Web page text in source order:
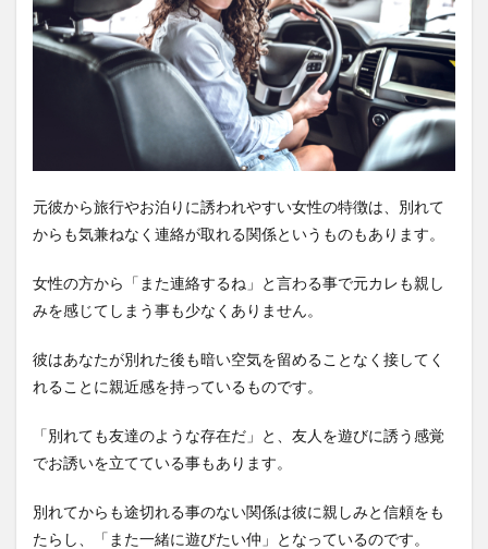
元彼から旅行やお泊りに誘われやすい女性の特徴は、別れて
からも気兼ねなく連絡が取れる関係というものもあります。
女性の方から「また連絡するね」と言わる事で元カレも親し
みを感じてしまう事も少なくありません。
彼はあなたが別れた後も暗い空気を留めることなく接してく
れることに親近感を持っているものです。
「別れても友達のような存在だ」と、友人を遊びに誘う感覚
でお誘いを立てている事もあります。
別れてからも途切れる事のない関係は彼に親しみと信頼をも
たらし、「また一緒に遊びたい仲」となっているのです。